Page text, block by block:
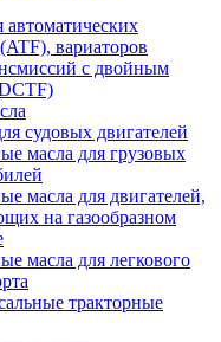
вариаторов
с двойным
судовых двигателей
масла для грузовых
масла для двигателей,
на газообразном
масла для легкового
тракторные